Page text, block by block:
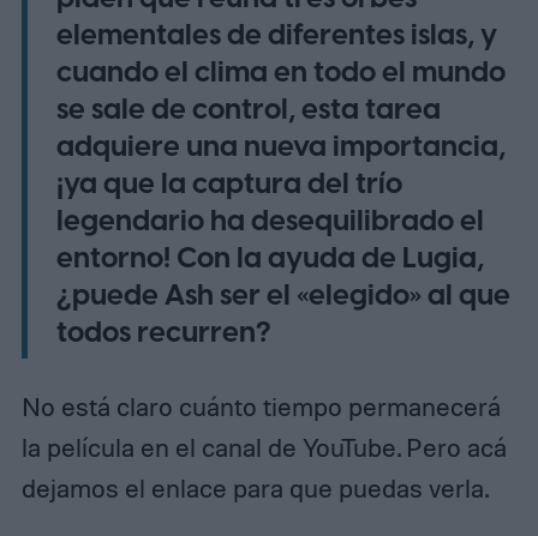
elementales de diferentes islas, y
cuando el clima en todo el mundo
se sale de control, esta tarea
adquiere una nueva importancia,
¡ya que la captura del trío
legendario ha desequilibrado el
entorno! Con la ayuda de Lugia,
¿puede Ash ser el «elegido» al que
todos recurren?
No está claro cuánto tiempo permanecerá
la película en el canal de YouTube. Pero acá
dejamos el enlace para que puedas verla.